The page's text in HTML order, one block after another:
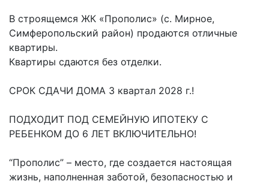
В строящемся ЖК «Прополис» (с. Мирное,
Симферопольский район) продаются отличные
квартиры.
Квартиры сдаются без отделки.
СРОК СДАЧИ ДОМА 3 квартал 2028 г.!
ПОДХОДИТ ПОД СЕМЕЙНУЮ ИПОТЕКУ С
РЕБЕНКОМ ДО 6 ЛЕТ ВКЛЮЧИТЕЛЬНО!
“Прополис” – место, где создается настоящая
жизнь, наполненная заботой, безопасностью и